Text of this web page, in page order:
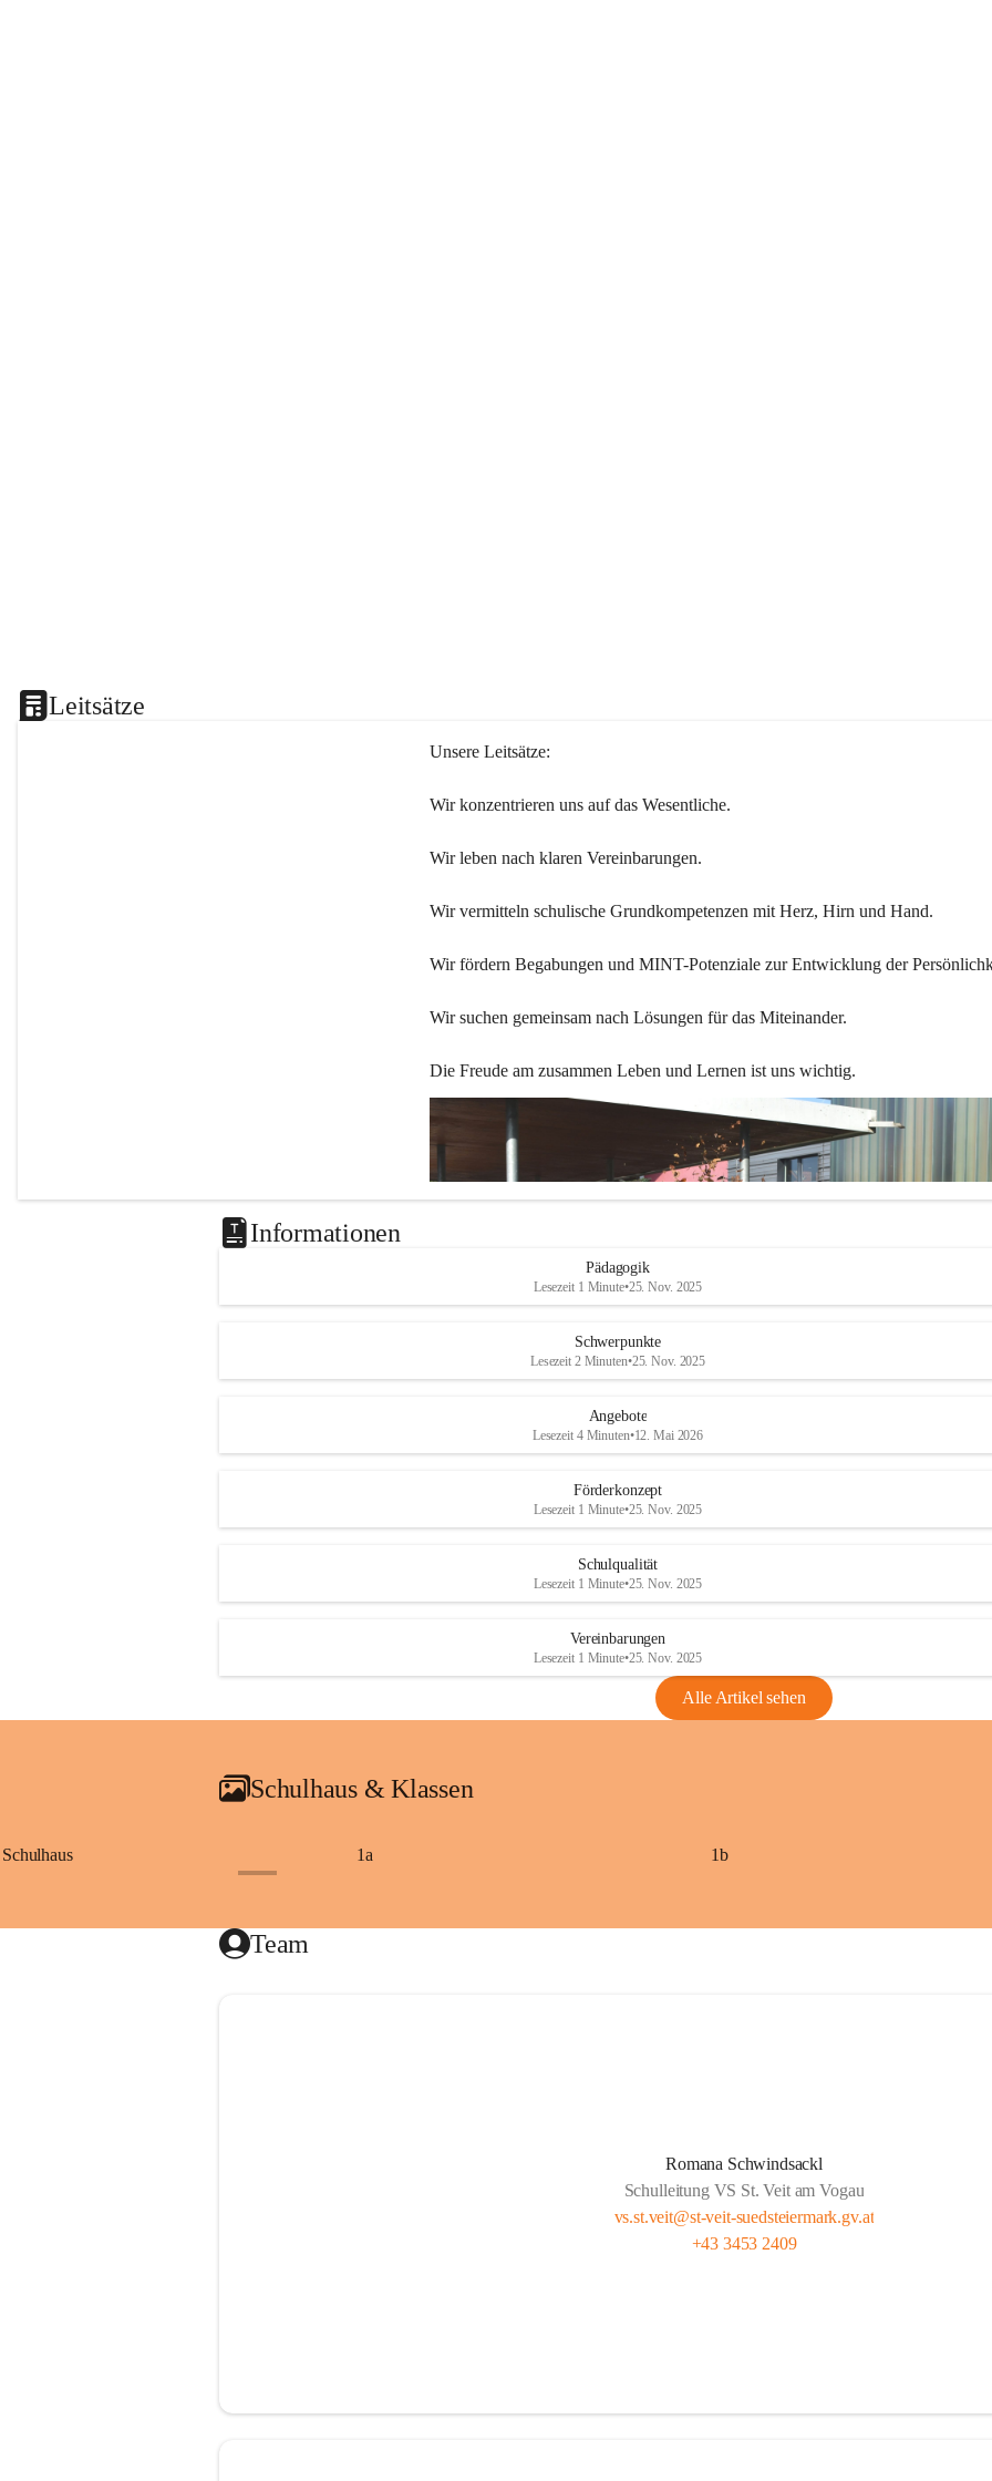
Leitsätze
Unsere Leitsätze:
Wir konzentrieren uns auf das Wesentliche.
Wir leben nach klaren Vereinbarungen.
Wir vermitteln schulische Grundkompetenzen mit Herz, Hirn und Hand.
Wir fördern Begabungen und MINT-Potenziale zur Entwicklung der
Wir suchen gemeinsam nach Lösungen für das Miteinander.
Die Freude am zusammen Leben und Lernen ist uns wichtig.
Informationen
Pädagogik
Lesezeit 1 Minute•25. Nov. 2025
Schwerpunkte
Lesezeit 2 Minuten•25. Nov. 2025
Angebote
Lesezeit 4 Minuten•12. Mai 2026
Förderkonzept
Lesezeit 1 Minute•25. Nov. 2025
Schulqualität
Lesezeit 1 Minute•25. Nov. 2025
Vereinbarungen
Lesezeit 1 Minute•25. Nov. 2025
Alle Artikel sehen
Schulhaus & Klassen
Schulhaus 1a 1b
Team
Romana Schwindsackl
Schulleitung VS St. Veit am Vogau
vs.st.veit@st-veit-suedsteiermark.gv.at
+43 3453 2409